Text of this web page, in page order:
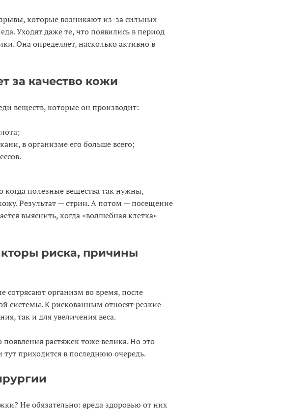
которые возникают из-за сильных
Уходят даже те, что появились в период
Она определяет, насколько активно в
за качество кожи
веществ, которые он производит:
в организме его больше всего;
когда полезные вещества так нужны,
Результат — стрии. А потом — посещение
выяснить, когда «волшебная клетка»
риска, причины
организм во время, после
системы. К рискованным относят резкие
так и для увеличения веса.
растяжек тоже велика. Но это
приходится в последнюю очередь.
Не обязательно: вреда здоровью от них